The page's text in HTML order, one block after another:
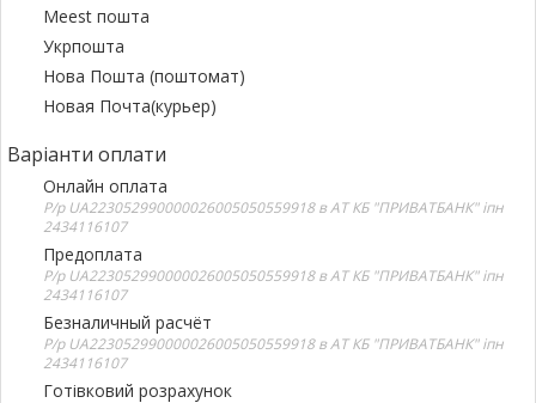
Meest пошта
Укрпошта
Нова Пошта (поштомат)
Новая Почта(курьер)
Варіанти оплати
Онлайн оплата
Р/р UA223052990000026005050559918 в АТ КБ "ПРИВАТБАНК" іпн
2434116107
Предоплата
Р/р UA223052990000026005050559918 в АТ КБ "ПРИВАТБАНК" іпн
2434116107
Безналичный расчёт
Р/р UA223052990000026005050559918 в АТ КБ "ПРИВАТБАНК" іпн
2434116107
Готівковий розрахунок